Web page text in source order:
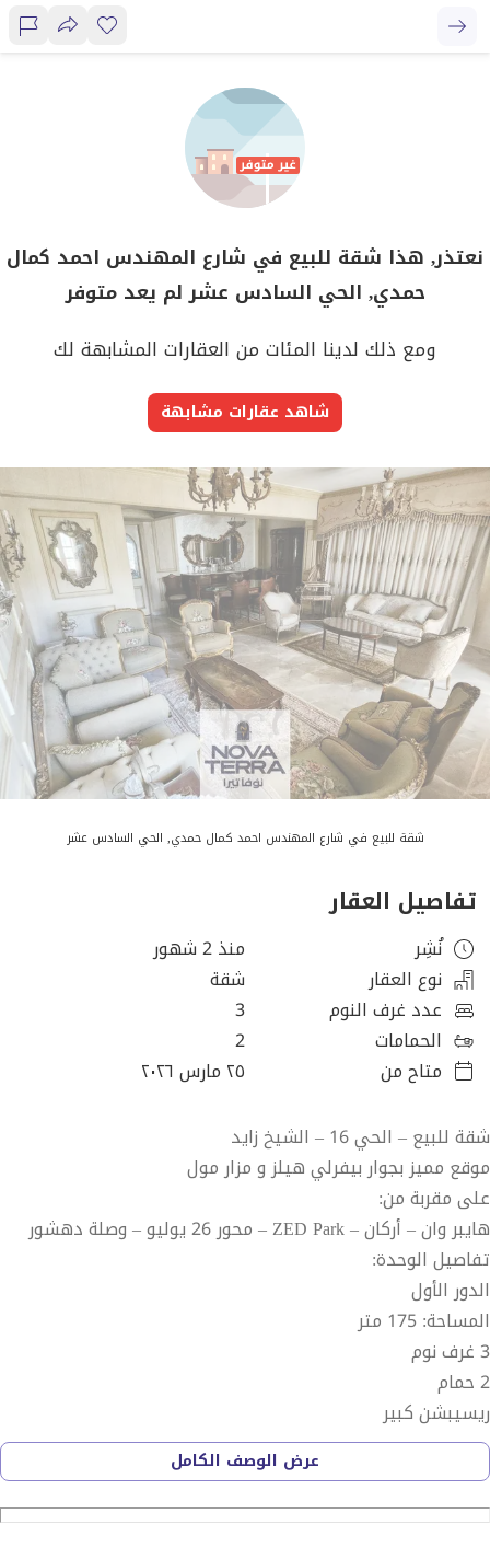
نعتذر, هذا شقة للبيع في شارع المهندس احمد كمال
حمدي, الحي السادس عشر لم يعد متوفر
ومع ذلك لدينا المئات من العقارات المشابهة لك
شاهد عقارات مشابهة
شقة للبيع في شارع المهندس احمد كمال حمدي, الحي السادس عشر
تفاصيل العقار
نُشِر
منذ 2 شهور
نوع العقار
شقة
عدد غرف النوم
3
الحمامات
2
متاح من
٢٥ مارس ٢٠٢٦
شقة للبيع – الحي 16 – الشيخ زايد
موقع مميز بجوار بيفرلي هيلز و مزار مول
على مقربة من:
هايبر وان – أركان – ZED Park – محور 26 يوليو – وصلة دهشور
تفاصيل الوحدة:
الدور الأول
المساحة: 175 متر
3 غرف نوم
2 حمام
ريسيبشن كبير
بلكونة أمامية تطل على حديقة كبيرة / فيو مفتوح
التشطيب والمواصفات:
تجاليد خشبية قيمة
عرض الوصف الكامل